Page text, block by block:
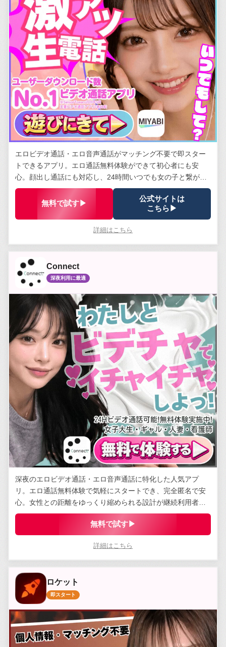
エロビデオ通話・エロ音声通話がマッチング不要で即スター
トできるアプリ。エロ通話無料体験ができて初心者にも安
心。顔出し通話にも対応し、24時間いつでも女の子と繋がれ
る。安全管理体制は業界トップクラス。
無料で試す▶
公式サイトは
こちら▶
詳細はこちら
Connect
深夜利用に最適
深夜のエロビデオ通話・エロ音声通話に特化した人気アプ
リ。エロ通話無料体験で気軽にスタートでき、完全匿名で安
心。女性との距離をゆっくり縮められる設計が継続利用者に
支持されている。
無料で試す▶
詳細はこちら
ロケット
即スタート